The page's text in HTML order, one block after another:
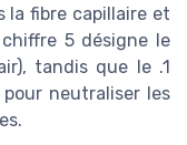
la fibre capillaire et
5 désigne le
tandis que le .1
neutraliser les